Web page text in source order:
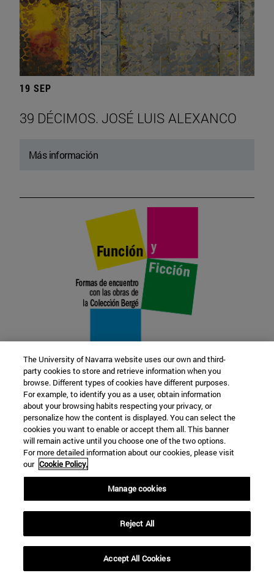
19 SEP
39 DÉCIMOS. JOSÉ LUIS ALEXANCO
Más información
22 SEP
FUNCIÓN Y FICCIÓN. Varios artistas
Más información
The University of Navarra website uses our own and third-
party cookies to store and retrieve information when you
browse. Different types of cookies have different purposes.
For example, to identify you as a user, obtain information
about your browsing habits respecting your privacy, or
personalize how the content is displayed. You can select the
cookies you want to enable or accept them all. This banner
will remain active until you choose one of the two options.
For more detailed information about our cookies, please visit
our Cookie Policy.
Manage cookies
Reject All
Accept All Cookies